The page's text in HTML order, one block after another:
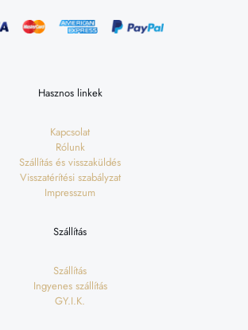
Hasznos linkek
Kapcsolat
Rólunk
Szállítás és visszaküldés
Visszatérítési szabályzat
Impresszum
Szállítás
Szállítás
Ingyenes szállítás
GY.I.K.